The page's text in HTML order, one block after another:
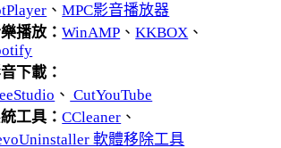
、MPC影音播放器
播放：WinAMP 、KKBOX 、
下載：
、 CutYouTube
工具：CCleaner 、
軟體移除工具